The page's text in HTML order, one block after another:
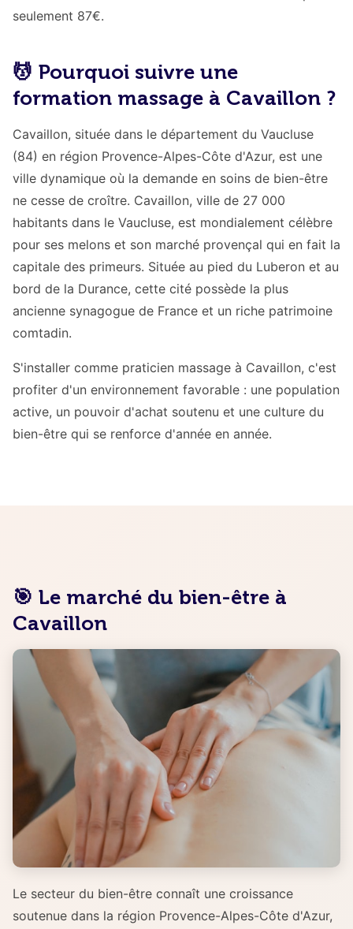
seulement 87€.
💆 Pourquoi suivre une
formation massage à Cavaillon ?
Cavaillon, située dans le département du Vaucluse
(84) en région Provence-Alpes-Côte d'Azur, est une
ville dynamique où la demande en soins de bien-être
ne cesse de croître. Cavaillon, ville de 27 000
habitants dans le Vaucluse, est mondialement célèbre
pour ses melons et son marché provençal qui en fait la
capitale des primeurs. Située au pied du Luberon et au
bord de la Durance, cette cité possède la plus
ancienne synagogue de France et un riche patrimoine
comtadin.
S'installer comme praticien massage à Cavaillon, c'est
profiter d'un environnement favorable : une population
active, un pouvoir d'achat soutenu et une culture du
bien-être qui se renforce d'année en année.
🎯 Le marché du bien-être à
Cavaillon
Le secteur du bien-être connaît une croissance
soutenue dans la région Provence-Alpes-Côte d'Azur,